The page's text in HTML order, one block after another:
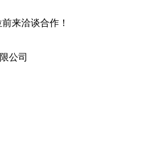
来洽谈合作！
公司